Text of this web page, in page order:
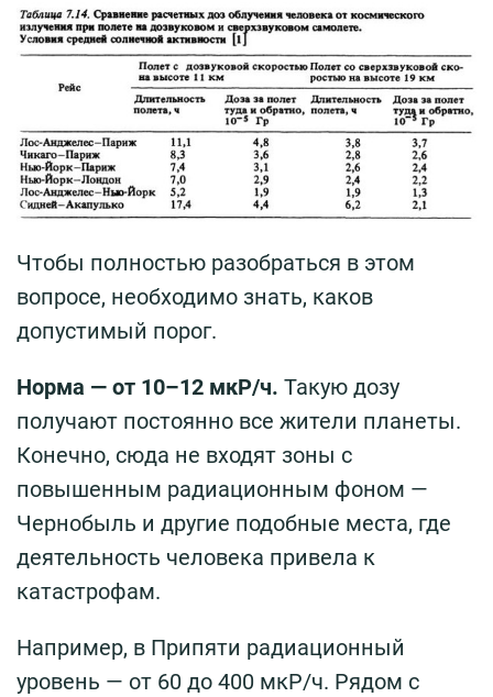
Чтобы полностью разобраться в этом
вопросе, необходимо знать, каков
допустимый порог.
Норма — от 10–12 мкР/ч. Такую дозу
получают постоянно все жители планеты.
Конечно, сюда не входят зоны с
повышенным радиационным фоном —
Чернобыль и другие подобные места, где
деятельность человека привела к
катастрофам.
Например, в Припяти радиационный
уровень — от 60 до 400 мкР/ч. Рядом с